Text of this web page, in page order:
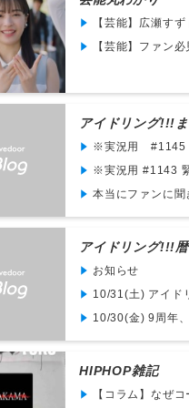
【芸能】広瀬す
【芸能】ファン
アイドリング!!!
※実況用 #1145
※実況用 #1143
本当にファンに
アイドリング!!!
お知らせ
10/31(土) アイド
10/30(金) 9周年
HIPHOP雑記
【コラム】なぜ